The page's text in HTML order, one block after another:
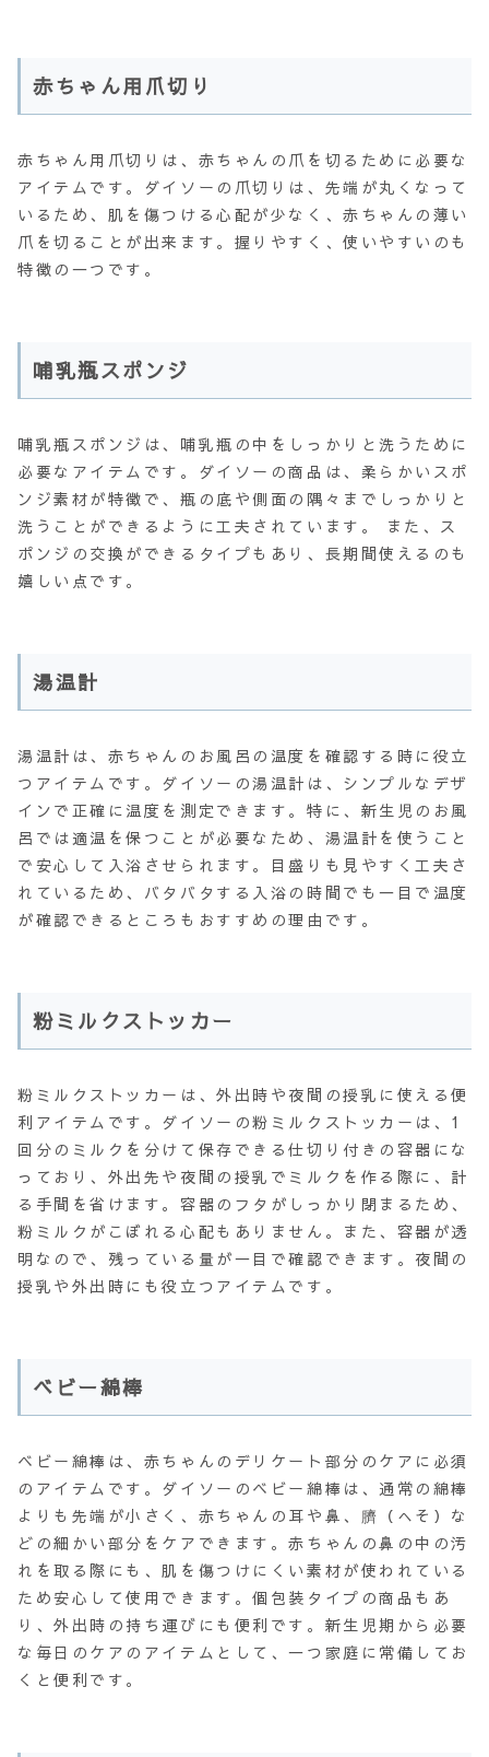
赤ちゃん用爪切り
赤ちゃん用爪切りは、赤ちゃんの爪を切るために必要な
アイテムです。ダイソーの爪切りは、先端が丸くなって
いるため、肌を傷つける心配が少なく、赤ちゃんの薄い
爪を切ることが出来ます。握りやすく、使いやすいのも
特徴の一つです。
哺乳瓶スポンジ
哺乳瓶スポンジは、哺乳瓶の中をしっかりと洗うために
必要なアイテムです。ダイソーの商品は、柔らかいスポ
ンジ素材が特徴で、瓶の底や側面の隅々までしっかりと
洗うことができるように工夫されています。 また、ス
ポンジの交換ができるタイプもあり、長期間使えるのも
嬉しい点です。
湯温計
湯温計は、赤ちゃんのお風呂の温度を確認する時に役立
つアイテムです。ダイソーの湯温計は、シンプルなデザ
インで正確に温度を測定できます。特に、新生児のお風
呂では適温を保つことが必要なため、湯温計を使うこと
で安心して入浴させられます。目盛りも見やすく工夫さ
れているため、バタバタする入浴の時間でも一目で温度
が確認できるところもおすすめの理由です。
粉ミルクストッカー
粉ミルクストッカーは、外出時や夜間の授乳に使える便
利アイテムです。ダイソーの粉ミルクストッカーは、1
回分のミルクを分けて保存できる仕切り付きの容器にな
っており、外出先や夜間の授乳でミルクを作る際に、計
る手間を省けます。容器のフタがしっかり閉まるため、
粉ミルクがこぼれる心配もありません。また、容器が透
明なので、残っている量が一目で確認できます。夜間の
授乳や外出時にも役立つアイテムです。
ベビー綿棒
ベビー綿棒は、赤ちゃんのデリケート部分のケアに必須
のアイテムです。ダイソーのベビー綿棒は、通常の綿棒
よりも先端が小さく、赤ちゃんの耳や鼻、臍（へそ）な
どの細かい部分をケアできます。赤ちゃんの鼻の中の汚
れを取る際にも、肌を傷つけにくい素材が使われている
ため安心して使用できます。個包装タイプの商品もあ
り、外出時の持ち運びにも便利です。新生児期から必要
な毎日のケアのアイテムとして、一つ家庭に常備してお
くと便利です。